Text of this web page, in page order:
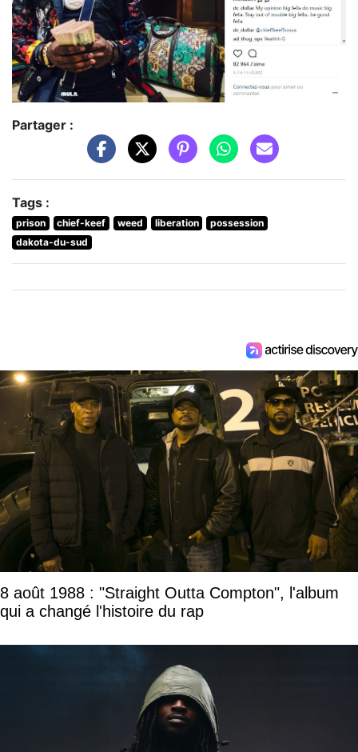
Partager :
Tags :
prison chief-keef weed liberation
possession
dakota-du-sud
8 août 1988 : "Straight Outta Compton", l'album
qui a changé l'histoire du rap